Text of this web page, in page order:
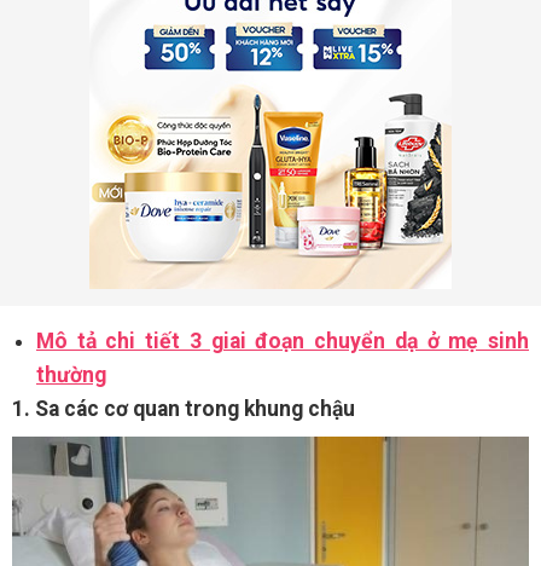
Mô tả chi tiết 3 giai đoạn chuyển dạ ở mẹ sinh
thường
1. Sa các cơ quan trong khung chậu